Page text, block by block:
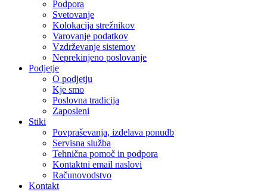
Podpora
Svetovanje
Kolokacija strežnikov
Varovanje podatkov
Vzdrževanje sistemov
Neprekinjeno poslovanje
Podjetje
O podjetju
Kje smo
Poslovna tradicija
Zaposleni
Stiki
Povpraševanja, izdelava ponudb
Servisna služba
Tehnična pomoč in podpora
Kontaktni email naslovi
Računovodstvo
Kontakt